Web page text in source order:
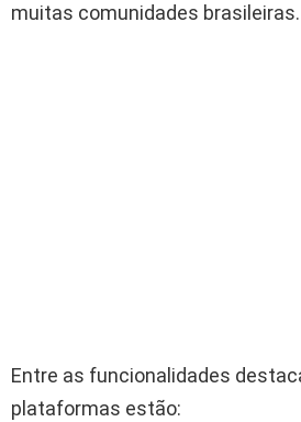
muitas comunidades brasileiras.
Entre as funcionalidades
plataformas estão: